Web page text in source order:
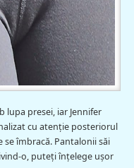
lupa presei, iar Jennifer
cu atenţie posteriorul
se îmbracă. Pantalonii săi
o, puteţi înţelege uşor